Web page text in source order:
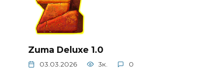
Zuma Deluxe 1.0
03.03.2026 3к. 0